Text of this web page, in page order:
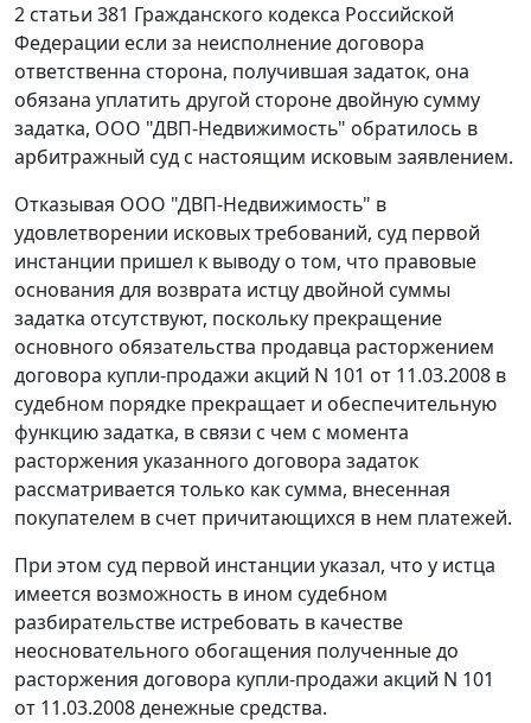
2 статьи 381 Гражданского кодекса Российской
Федерации если за неисполнение договора
ответственна сторона, получившая задаток, она
обязана уплатить другой стороне двойную сумму
задатка, ООО "ДВП-Недвижимость" обратилось в
арбитражный суд с настоящим исковым заявлением.
Отказывая ООО "ДВП-Недвижимость" в
удовлетворении исковых требований, суд первой
инстанции пришел к выводу о том, что правовые
основания для возврата истцу двойной суммы
задатка отсутствуют, поскольку прекращение
основного обязательства продавца расторжением
договора купли-продажи акций N 101 от 11.03.2008 в
судебном порядке прекращает и обеспечительную
функцию задатка, в связи с чем с момента
расторжения указанного договора задаток
рассматривается только как сумма, внесенная
покупателем в счет причитающихся в нем платежей.
При этом суд первой инстанции указал, что у истца
имеется возможность в ином судебном
разбирательстве истребовать в качестве
неосновательного обогащения полученные до
расторжения договора купли-продажи акций N 101
от 11.03.2008 денежные средства.